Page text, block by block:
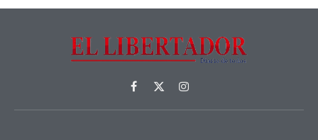
Facebook
X
(Twitter)
Instagram